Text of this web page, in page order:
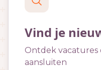
Vind je
Ontdek vacatures
aansluiten